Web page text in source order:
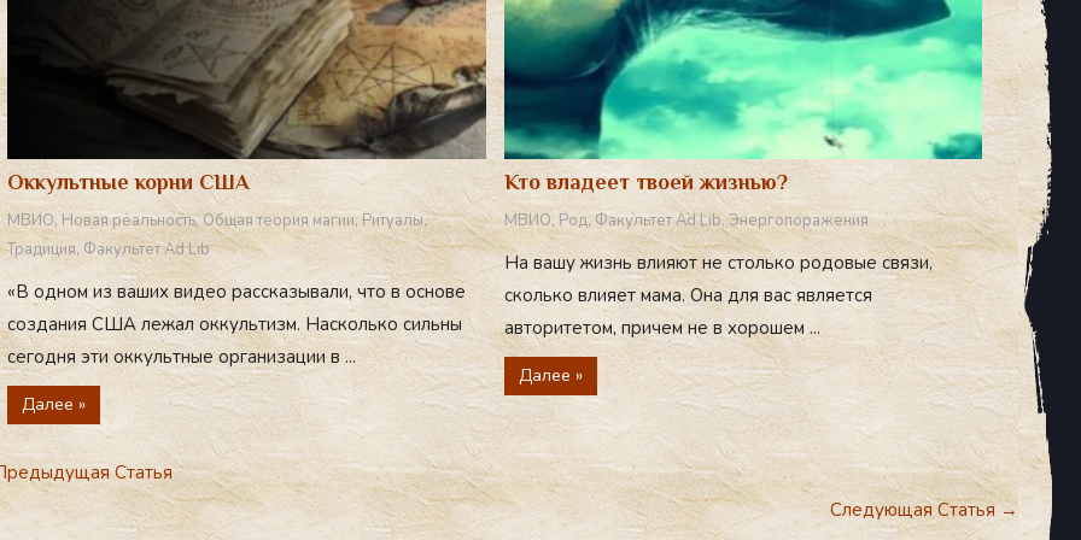
Оккультные корни США
МВИО, Новая реальность,Общая теория магии,Ритуалы,
Традиция,Факультет Ad Lib
«В одном из ваших видео рассказывали, что в основе
создания США лежал оккультизм. Насколько сильны
сегодня эти оккультные организации в ...
Далее »
Кто владеет твоей жизнью?
МВИО, Род,Факультет Ad Lib,Энергопоражения
На вашу жизнь влияют не столько родовые связи,
сколько влияет мама. Она для вас является
авторитетом, причем не в хорошем ...
Далее »
Статья
Следующая Статья→